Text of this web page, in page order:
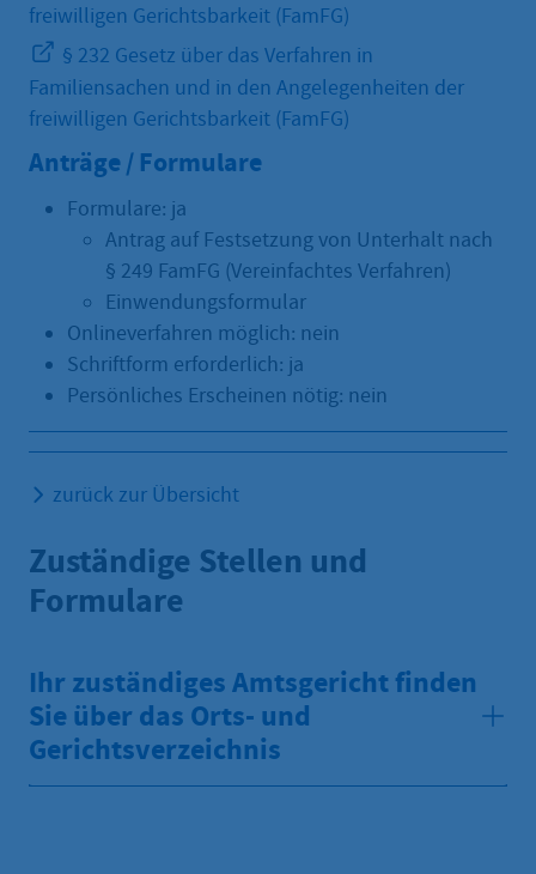
freiwilligen Gerichtsbarkeit (FamFG)
§ 232 Gesetz über das Verfahren in
Familiensachen und in den Angelegenheiten der
freiwilligen Gerichtsbarkeit (FamFG)
Anträge / Formulare
Formulare: ja
Antrag auf Festsetzung von Unterhalt nach
§ 249 FamFG (Vereinfachtes Verfahren)
Einwendungsformular
Onlineverfahren möglich: nein
Schriftform erforderlich: ja
Persönliches Erscheinen nötig: nein
zurück zur Übersicht
Zuständige Stellen und
Formulare
Ihr zuständiges Amtsgericht finden
Sie über das Orts- und
Gerichtsverzeichnis